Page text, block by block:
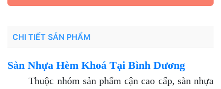
CHI TIẾT SẢN PHẨM
Sàn Nhựa Hèm Khoá Tại Bình Dương
Thuộc nhóm sản phẩm cận cao cấp, sàn nhựa